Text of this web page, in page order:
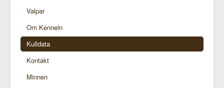
Valpar
Om Kenneln
Kulldata
Kontakt
Minnen